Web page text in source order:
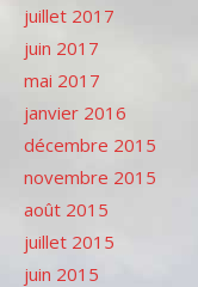
juillet 2017
juin 2017
mai 2017
janvier 2016
décembre 2015
novembre 2015
août 2015
juillet 2015
juin 2015